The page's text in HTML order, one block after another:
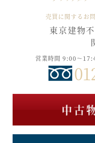
売買に関するお
東京建物
営業時間 9:00～